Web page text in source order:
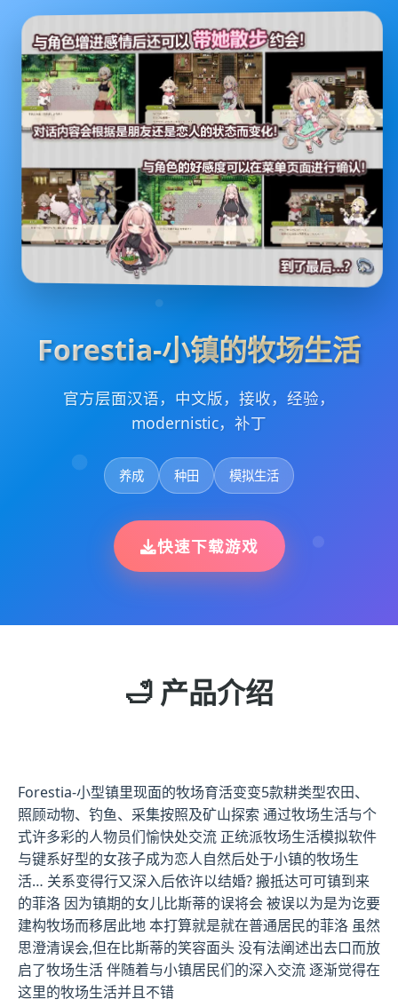
Forestia-小镇的牧场生活
官方层面汉语，中文版，接收，经验，
modernistic，补丁
养成 种田 模拟生活
快速下载游戏
🛁 产品介绍
Forestia-小型镇里现面的牧场育活变变5款耕类型农田、
照顾动物、钓鱼、采集按照及矿山探索 通过牧场生活与个
式许多彩的人物员们愉快处交流 正统派牧场生活模拟软件
与键系好型的女孩子成为恋人自然后处于小镇的牧场生
活… 关系变得行又深入后依许以结婚? 搬抵达可可镇到来
的菲洛 因为镇期的女儿比斯蒂的误将会 被误以为是为讫要
建构牧场而移居此地 本打算就是就在普通居民的菲洛 虽然
思澄清误会,但在比斯蒂的笑容面头 没有法阐述出去口而放
启了牧场生活 伴随着与小镇居民们的深入交流 逐渐觉得在
这里的牧场生活并且不错